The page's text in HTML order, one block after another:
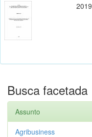
2019
Busca facetada
Assunto
Agribusiness